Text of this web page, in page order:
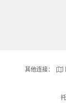
其他连接：